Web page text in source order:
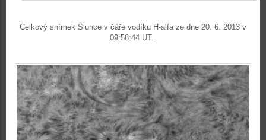
Celkový snímek Slunce v čáře vodíku H-alfa ze dne 20. 6. 2013 v
09:58:44 UT.